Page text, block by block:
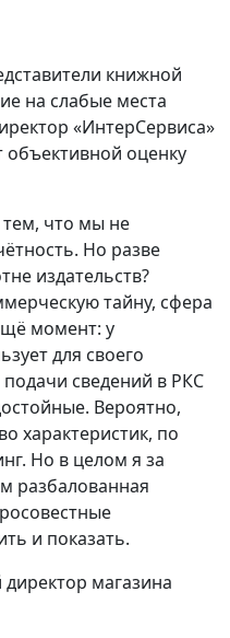
книжной
на слабые места
«ИнтерСервиса»
объективной оценку
что мы не
Но разве
издательств?
тайну, сфера
момент: у
для своего
сведений в РКС
Вероятно,
характеристик, по
Но в целом я за
разбалованная
и показать.
магазина